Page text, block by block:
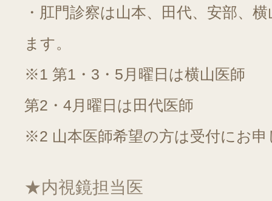
・肛門診察は山本、田代、安部、
ます。
※1 第1・3・5月曜日は横山医師
第2・4月曜日は田代医師
※2 山本医師希望の方は受付にお
★内視鏡担当医